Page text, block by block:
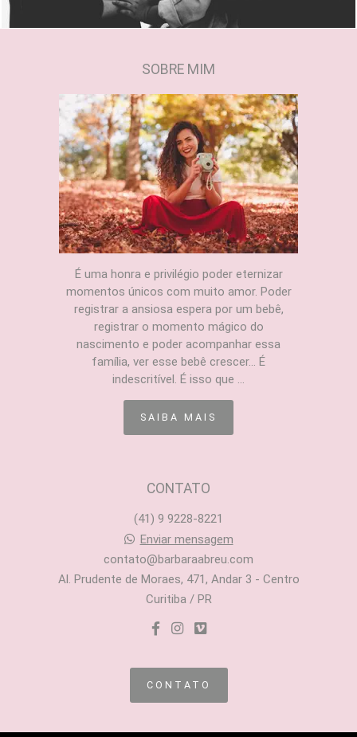
SOBRE MIM
É uma honra e privilégio poder eternizar
momentos únicos com muito amor. Poder
registrar a ansiosa espera por um bebê,
registrar o momento mágico do
nascimento e poder acompanhar essa
família, ver esse bebê crescer... É
indescritível. É isso que ...
SAIBA MAIS
CONTATO
(41) 9 9228-8221
Enviar mensagem
contato@barbaraabreu.com
Al. Prudente de Moraes, 471, Andar 3 - Centro
Curitiba / PR
CONTATO